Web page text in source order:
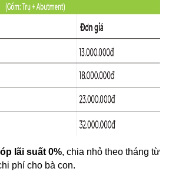
lãi suất 0%, chia nhỏ theo tháng từ
phí cho bà con.